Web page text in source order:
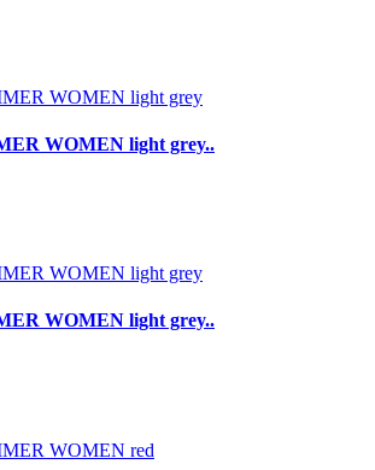
WOMEN light grey..
WOMEN light grey..